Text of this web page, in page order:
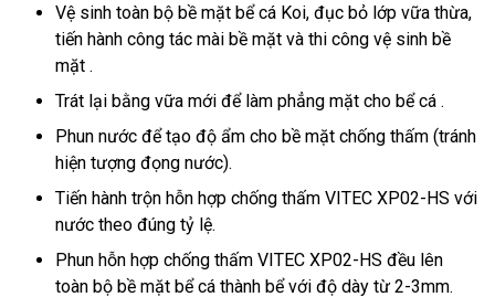
Vệ sinh toàn bộ bề mặt bể cá Koi, đục bỏ lớp vữa thừa,
tiến hành công tác mài bề mặt và thi công vệ sinh bề
mặt .
Trát lại bằng vữa mới để làm phẳng mặt cho bể cá .
Phun nước để tạo độ ẩm cho bề mặt chống thấm (tránh
hiện tượng đọng nước).
Tiến hành trộn hỗn hợp chống thấm VITEC XP02-HS với
nước theo đúng tỷ lệ.
Phun hỗn hợp chống thấm VITEC XP02-HS đều lên
toàn bộ bề mặt bể cá thành bể với độ dày từ 2-3mm.